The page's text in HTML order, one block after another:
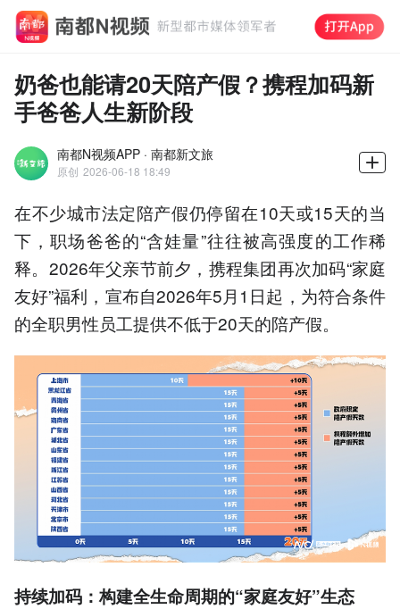
奶爸也能请20天陪产假？携程加码新
手爸爸人生新阶段
南都N视频APP · 南都新文旅
原创 2026-06-18 18:49
在不少城市法定陪产假仍停留在10天或15天的当
下，职场爸爸的“含娃量”往往被高强度的工作稀
释。2026年父亲节前夕，携程集团再次加码“家庭
友好”福利，宣布自2026年5月1日起，为符合条件
的全职男性员工提供不低于20天的陪产假。
持续加码：构建全生命周期的“家庭友好”生态